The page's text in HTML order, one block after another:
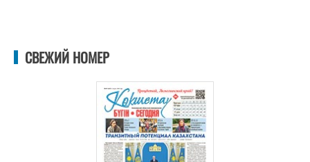
СВЕЖИЙ НОМЕР